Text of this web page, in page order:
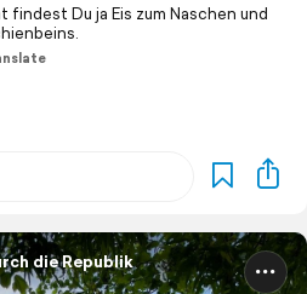
findest Du ja Eis zum Naschen und
die Republik